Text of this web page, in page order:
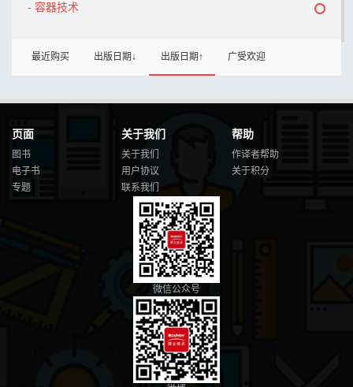
- 容器技术
最近购买 出版日期↓ 出版日期↑ 广受欢迎
页面
图书
电子书
专题
关于我们
关于我们
用户协议
联系我们
帮助
作译者帮助
关于积分
微信公众号